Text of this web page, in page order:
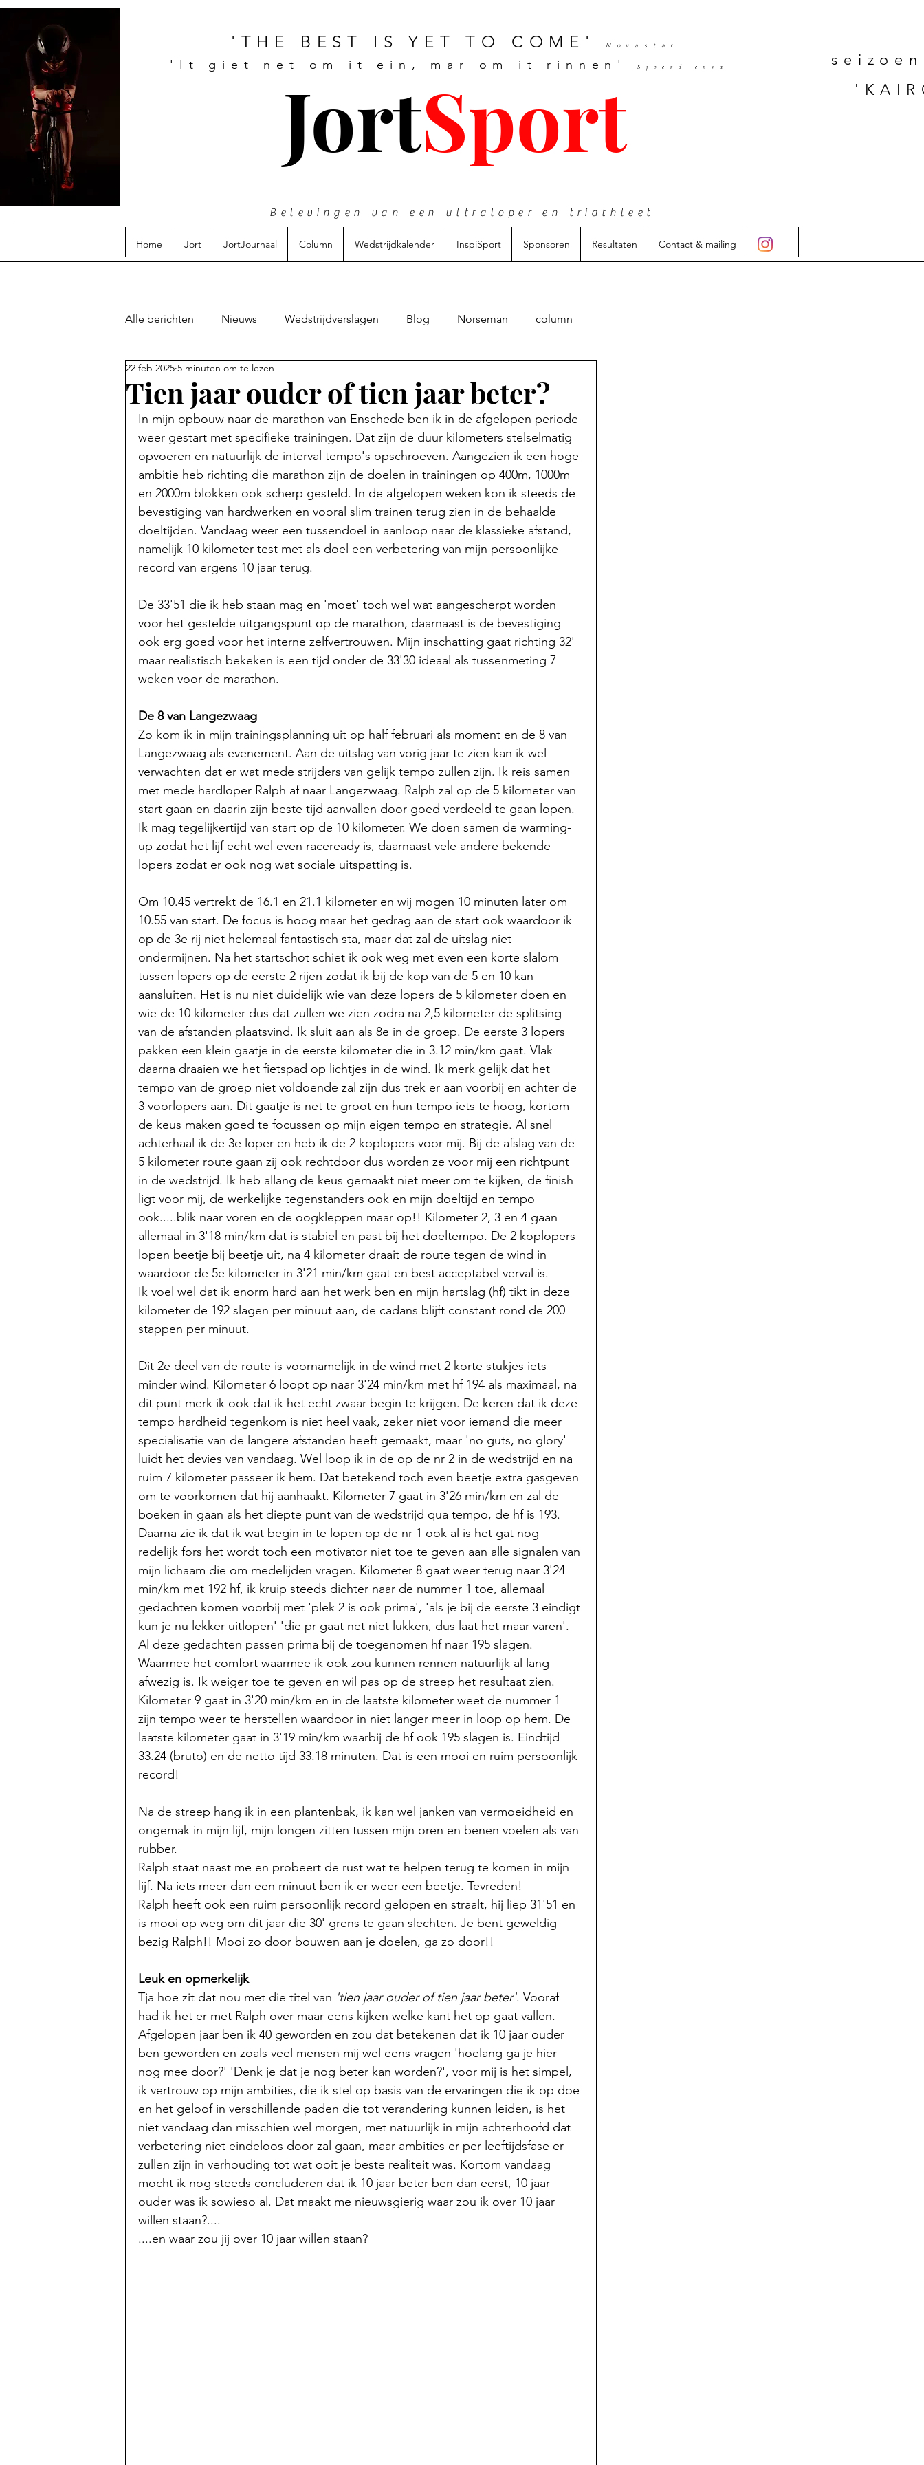
'THE BEST IS YET TO COME' Novastar
JortSport
Belevingen van een ultraloper en triathleet
'It giet net om it ein, mar om it rinnen' Sjoerd ensa
Home Jort JortJournaal Column Wedstrijdkalender InspiSport Sponsoren Resultaten Contact & mailing
Alle berichten Nieuws Wedstrijdverslagen Blog Norseman column
Tien jaar ouder of tien jaar beter?
22 feb 2025 5 minuten om te lezen
In mijn opbouw naar de marathon van Enschede ben ik in de afgelopen periode
weer gestart met specifieke trainingen. Dat zijn de duur kilometers stelselmatig
opvoeren en natuurlijk de interval tempo's opschroeven. Aangezien ik een hoge
ambitie heb richting die marathon zijn de doelen in trainingen op 400m, 1000m
en 2000m blokken ook scherp gesteld. In de afgelopen weken kon ik steeds de
bevestiging van hardwerken en vooral slim trainen terug zien in de behaalde
doeltijden. Vandaag weer een tussendoel in aanloop naar de klassieke afstand,
namelijk 10 kilometer test met als doel een verbetering van mijn persoonlijke
record van ergens 10 jaar terug.
De 33'51 die ik heb staan mag en 'moet' toch wel wat aangescherpt worden
voor het gestelde uitgangspunt op de marathon, daarnaast is de bevestiging
ook erg goed voor het interne zelfvertrouwen. Mijn inschatting gaat richting 32'
maar realistisch bekeken is een tijd onder de 33'30 ideaal als tussenmeting 7
weken voor de marathon.
De 8 van Langezwaag
Zo kom ik in mijn trainingsplanning uit op half februari als moment en de 8 van
Langezwaag als evenement. Aan de uitslag van vorig jaar te zien kan ik wel
verwachten dat er wat mede strijders van gelijk tempo zullen zijn. Ik reis samen
met mede hardloper Ralph af naar Langezwaag. Ralph zal op de 5 kilometer van
start gaan en daarin zijn beste tijd aanvallen door goed verdeeld te gaan lopen.
Ik mag tegelijkertijd van start op de 10 kilometer. We doen samen de warming-
up zodat het lijf echt wel even raceready is, daarnaast vele andere bekende
lopers zodat er ook nog wat sociale uitspatting is.
Om 10.45 vertrekt de 16.1 en 21.1 kilometer en wij mogen 10 minuten later om
10.55 van start. De focus is hoog maar het gedrag aan de start ook waardoor ik
op de 3e rij niet helemaal fantastisch sta, maar dat zal de uitslag niet
ondermijnen. Na het startschot schiet ik ook weg met even een korte slalom
tussen lopers op de eerste 2 rijen zodat ik bij de kop van de 5 en 10 kan
aansluiten. Het is nu niet duidelijk wie van deze lopers de 5 kilometer doen en
wie de 10 kilometer dus dat zullen we zien zodra na 2,5 kilometer de splitsing
van de afstanden plaatsvind. Ik sluit aan als 8e in de groep. De eerste 3 lopers
pakken een klein gaatje in de eerste kilometer die in 3.12 min/km gaat. Vlak
daarna draaien we het fietspad op lichtjes in de wind. Ik merk gelijk dat het
tempo van de groep niet voldoende zal zijn dus trek er aan voorbij en achter de
3 voorlopers aan. Dit gaatje is net te groot en hun tempo iets te hoog, kortom
de keus maken goed te focussen op mijn eigen tempo en strategie. Al snel
achterhaal ik de 3e loper en heb ik de 2 koplopers voor mij. Bij de afslag van de
5 kilometer route gaan zij ook rechtdoor dus worden ze voor mij een richtpunt
in de wedstrijd. Ik heb allang de keus gemaakt niet meer om te kijken, de finish
ligt voor mij, de werkelijke tegenstanders ook en mijn doeltijd en tempo
ook.....blik naar voren en de oogkleppen maar op!! Kilometer 2, 3 en 4 gaan
allemaal in 3'18 min/km dat is stabiel en past bij het doeltempo. De 2 koplopers
lopen beetje bij beetje uit, na 4 kilometer draait de route tegen de wind in
waardoor de 5e kilometer in 3'21 min/km gaat en best acceptabel verval is.
Ik voel wel dat ik enorm hard aan het werk ben en mijn hartslag (hf) tikt in deze
kilometer de 192 slagen per minuut aan, de cadans blijft constant rond de 200
stappen per minuut.
Dit 2e deel van de route is voornamelijk in de wind met 2 korte stukjes iets
minder wind. Kilometer 6 loopt op naar 3'24 min/km met hf 194 als maximaal, na
dit punt merk ik ook dat ik het echt zwaar begin te krijgen. De keren dat ik deze
tempo hardheid tegenkom is niet heel vaak, zeker niet voor iemand die meer
specialisatie van de langere afstanden heeft gemaakt, maar 'no guts, no glory'
luidt het devies van vandaag. Wel loop ik in de op de nr 2 in de wedstrijd en na
ruim 7 kilometer passeer ik hem. Dat betekend toch even beetje extra gasgeven
om te voorkomen dat hij aanhaakt. Kilometer 7 gaat in 3'26 min/km en zal de
boeken in gaan als het diepte punt van de wedstrijd qua tempo, de hf is 193.
Daarna zie ik dat ik wat begin in te lopen op de nr 1 ook al is het gat nog
redelijk fors het wordt toch een motivator niet toe te geven aan alle signalen van
mijn lichaam die om medelijden vragen. Kilometer 8 gaat weer terug naar 3'24
min/km met 192 hf, ik kruip steeds dichter naar de nummer 1 toe, allemaal
gedachten komen voorbij met 'plek 2 is ook prima', 'als je bij de eerste 3 eindigt
kun je nu lekker uitlopen' 'die pr gaat net niet lukken, dus laat het maar varen'.
Al deze gedachten passen prima bij de toegenomen hf naar 195 slagen.
Waarmee het comfort waarmee ik ook zou kunnen rennen natuurlijk al lang
afwezig is. Ik weiger toe te geven en wil pas op de streep het resultaat zien.
Kilometer 9 gaat in 3'20 min/km en in de laatste kilometer weet de nummer 1
zijn tempo weer te herstellen waardoor in niet langer meer in loop op hem. De
laatste kilometer gaat in 3'19 min/km waarbij de hf ook 195 slagen is. Eindtijd
33.24 (bruto) en de netto tijd 33.18 minuten. Dat is een mooi en ruim persoonlijk
record!
Na de streep hang ik in een plantenbak, ik kan wel janken van vermoeidheid en
ongemak in mijn lijf, mijn longen zitten tussen mijn oren en benen voelen als van
rubber.
Ralph staat naast me en probeert de rust wat te helpen terug te komen in mijn
lijf. Na iets meer dan een minuut ben ik er weer een beetje. Tevreden!
Ralph heeft ook een ruim persoonlijk record gelopen en straalt, hij liep 31'51 en
is mooi op weg om dit jaar die 30' grens te gaan slechten. Je bent geweldig
bezig Ralph!! Mooi zo door bouwen aan je doelen, ga zo door!!
Leuk en opmerkelijk
Tja hoe zit dat nou met die titel van 'tien jaar ouder of tien jaar beter'. Vooraf
had ik het er met Ralph over maar eens kijken welke kant het op gaat vallen.
Afgelopen jaar ben ik 40 geworden en zou dat betekenen dat ik 10 jaar ouder
ben geworden en zoals veel mensen mij wel eens vragen 'hoelang ga je hier
nog mee door?' 'Denk je dat je nog beter kan worden?', voor mij is het simpel,
ik vertrouw op mijn ambities, die ik stel op basis van de ervaringen die ik op doe
en het geloof in verschillende paden die tot verandering kunnen leiden, is het
niet vandaag dan misschien wel morgen, met natuurlijk in mijn achterhoofd dat
verbetering niet eindeloos door zal gaan, maar ambities er per leeftijdsfase er
zullen zijn in verhouding tot wat ooit je beste realiteit was. Kortom vandaag
mocht ik nog steeds concluderen dat ik 10 jaar beter ben dan eerst, 10 jaar
ouder was ik sowieso al. Dat maakt me nieuwsgierig waar zou ik over 10 jaar
willen staan?....
....en waar zou jij over 10 jaar willen staan?